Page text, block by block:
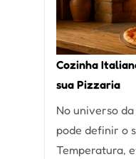
Isso
Cozinha
sua Pizzaria
No universo
pode definir o
Temperatura,